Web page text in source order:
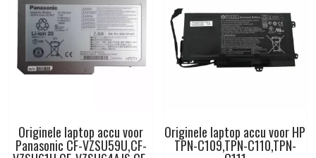
Originele laptop accu voor
Panasonic CF-VZSU59U,CF-
Originele laptop accu voor HP
TPN-C109,TPN-C110,TPN-